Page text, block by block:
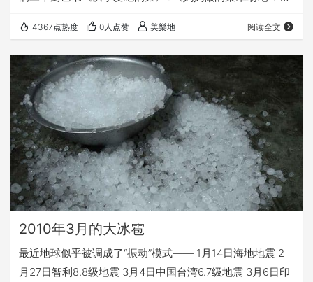
很不错，出的书也很棒，图片拍摄、材料准备、烹调流程等
都一应俱全，而且非常简单上手！这几天我已经试过上面的
“葱香蛋羹”“虾仁炒饭”等菜肴！ 《人间词话 手稿本》，买这
本书是因为在猫扑论坛上，某网友自曝自己罗曼史时，提到
自己一个MM酷爱古代文学，时不时的拿…
4367点热度 0人点赞 美樂地 阅读全文
2010年3月的大冰雹
最近地球似乎被调成了“振动”模式—— 1月14日海地地震 2
月27日智利8.8级地震 3月4日中国台湾6.7级地震 3月6日印